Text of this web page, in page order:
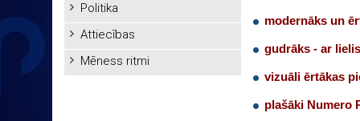
Politika
Attiecības
Mēness ritmi
modernāks un
gudrāks - ar
vizuāli ērtākas
plašāki Numero